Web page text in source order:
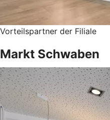
Vorteilspartner der Filiale
Markt Schwaben